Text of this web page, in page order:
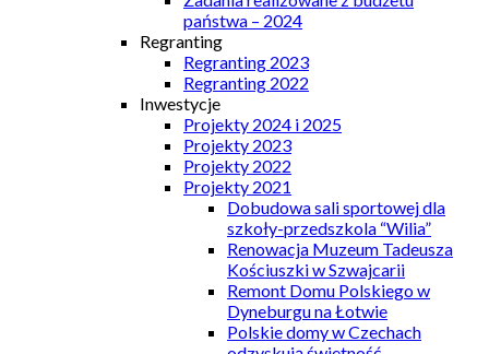
państwa – 2024
Regranting
Regranting 2023
Regranting 2022
Inwestycje
Projekty 2024 i 2025
Projekty 2023
Projekty 2022
Projekty 2021
Dobudowa sali sportowej dla
szkoły-przedszkola “Wilia”
Renowacja Muzeum Tadeusza
Kościuszki w Szwajcarii
Remont Domu Polskiego w
Dyneburgu na Łotwie
Polskie domy w Czechach